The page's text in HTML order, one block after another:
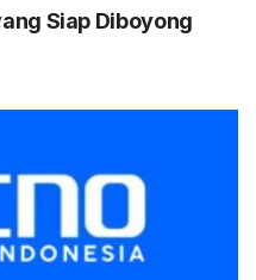
Siap Diboyong